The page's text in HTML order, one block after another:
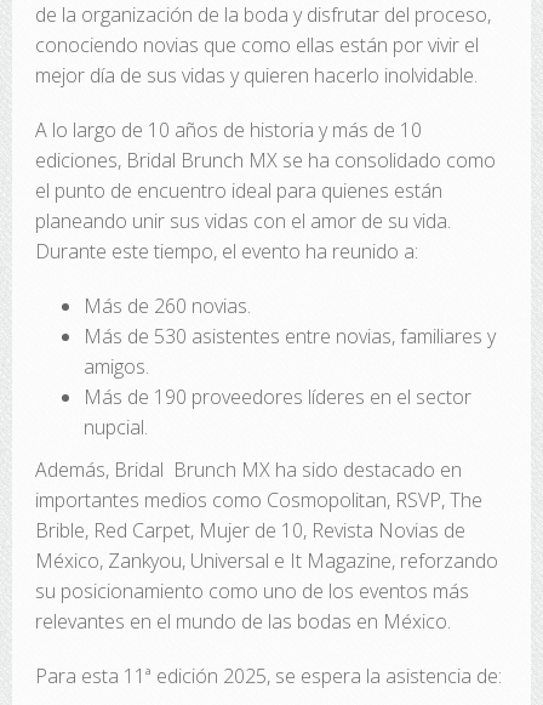
de la organización de la boda y disfrutar del proceso,
conociendo novias que como ellas están por vivir el
mejor día de sus vidas y quieren hacerlo inolvidable.
A lo largo de 10 años de historia y más de 10
ediciones, Bridal Brunch MX se ha consolidado como
el punto de encuentro ideal para quienes están
planeando unir sus vidas con el amor de su vida.
Durante este tiempo, el evento ha reunido a:
Más de 260 novias.
Más de 530 asistentes entre novias, familiares y
amigos.
Más de 190 proveedores líderes en el sector
nupcial.
Además, Bridal Brunch MX ha sido destacado en
importantes medios como Cosmopolitan, RSVP, The
Brible, Red Carpet, Mujer de 10, Revista Novias de
México, Zankyou, Universal e It Magazine, reforzando
su posicionamiento como uno de los eventos más
relevantes en el mundo de las bodas en México.
Para esta 11ª edición 2025, se espera la asistencia de: